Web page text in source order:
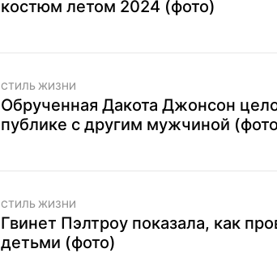
костюм летом 2024 (фото)
СТИЛЬ ЖИЗНИ
Обрученная Дакота Джонсон
публике с другим мужчиной
СТИЛЬ ЖИЗНИ
Гвинет Пэлтроу показала, как
детьми (фото)